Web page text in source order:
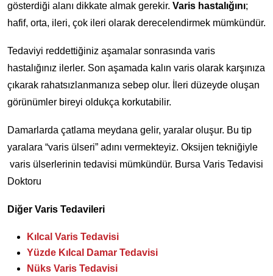
gösterdiği alanı dikkate almak gerekir. Varis hastalığını;
hafif, orta, ileri, çok ileri olarak derecelendirmek mümkündür.
Tedaviyi reddettiğiniz aşamalar sonrasında varis
hastalığınız ilerler. Son aşamada kalın varis olarak karşınıza
çıkarak rahatsızlanmanıza sebep olur. İleri düzeyde oluşan
görünümler bireyi oldukça korkutabilir.
Damarlarda çatlama meydana gelir, yaralar oluşur. Bu tip
yaralara “varis ülseri” adını vermekteyiz. Oksijen tekniğiyle
varis ülserlerinin tedavisi mümkündür. Bursa Varis Tedavisi
Doktoru
Diğer Varis Tedavileri
Kılcal Varis Tedavisi
Yüzde Kılcal Damar Tedavisi
Nüks Varis Tedavisi